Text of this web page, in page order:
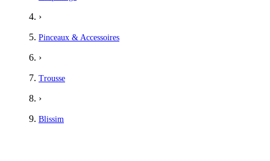
›
Pinceaux & Accessoires
›
Trousse
›
Blissim